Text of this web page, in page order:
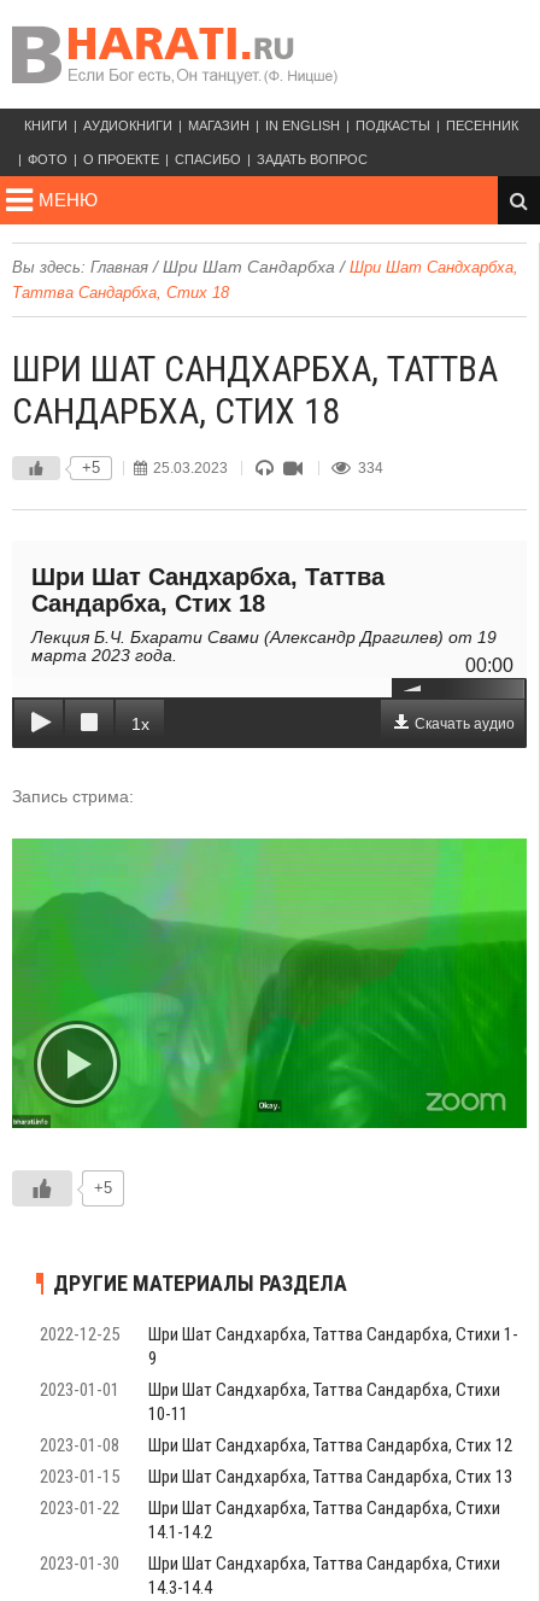
КНИГИ АУДИОКНИГИ МАГАЗИН IN ENGLISH ПОДКАСТЫ ПЕСЕННИК
ФОТО О ПРОЕКТЕ СПАСИБО ЗАДАТЬ ВОПРОС
МЕНЮ
Вы здесь: Главная /Шри Шат Сандарбха / Шри Шат Сандхарбха,
Таттва Сандарбха, Стих 18
ШРИ ШАТ САНДХАРБХА, ТАТТВА
САНДАРБХА, СТИХ 18
+5 25.03.2023 334
Шри Шат Сандхарбха, Таттва
Сандарбха, Стих 18
Лекция Б.Ч. Бхарати Свами (Александр Драгилев) от 19
марта 2023 года.
00:00
1x Скачать аудио
Запись стрима:
+5
ДРУГИЕ МАТЕРИАЛЫ РАЗДЕЛА
2022-12-25
Шри Шат Сандхарбха, Таттва Сандарбха, Стихи 1-
9
2023-01-01
Шри Шат Сандхарбха, Таттва Сандарбха, Стихи
10-11
2023-01-08
Шри Шат Сандхарбха, Таттва Сандарбха, Стих 12
2023-01-15
Шри Шат Сандхарбха, Таттва Сандарбха, Стих 13
2023-01-22
Шри Шат Сандхарбха, Таттва Сандарбха, Стихи
14.1-14.2
2023-01-30
Шри Шат Сандхарбха, Таттва Сандарбха, Стихи
14.3-14.4